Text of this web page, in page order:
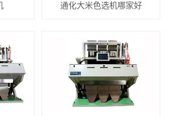
通化大米色选机哪家好